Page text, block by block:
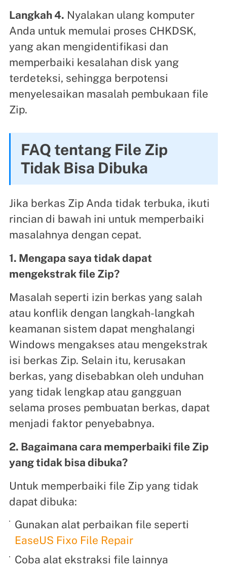
Langkah 4. Nyalakan ulang komputer
Anda untuk memulai proses CHKDSK,
yang akan mengidentifikasi dan
memperbaiki kesalahan disk yang
terdeteksi, sehingga berpotensi
menyelesaikan masalah pembukaan file
Zip.
FAQ tentang File Zip
Tidak Bisa Dibuka
Jika berkas Zip Anda tidak terbuka, ikuti
rincian di bawah ini untuk memperbaiki
masalahnya dengan cepat.
1. Mengapa saya tidak dapat
mengekstrak file Zip?
Masalah seperti izin berkas yang salah
atau konflik dengan langkah-langkah
keamanan sistem dapat menghalangi
Windows mengakses atau mengekstrak
isi berkas Zip. Selain itu, kerusakan
berkas, yang disebabkan oleh unduhan
yang tidak lengkap atau gangguan
selama proses pembuatan berkas, dapat
menjadi faktor penyebabnya.
2. Bagaimana cara memperbaiki file Zip
yang tidak bisa dibuka?
Untuk memperbaiki file Zip yang tidak
dapat dibuka:
Gunakan alat perbaikan file seperti
EaseUS Fixo File Repair
Coba alat ekstraksi file lainnya